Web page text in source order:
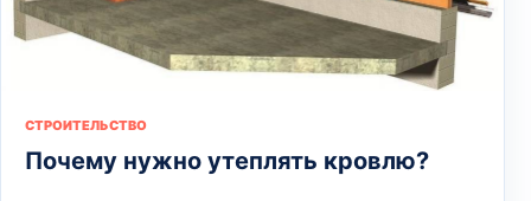
СТРОИТЕЛЬСТВО
Почему нужно утеплять кровлю?